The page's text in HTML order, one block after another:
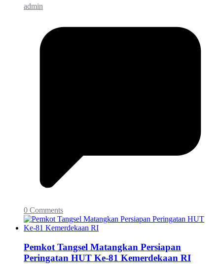
admin
0 Comments
Pemkot Tangsel Matangkan Persiapan
Peringatan HUT Ke-81 Kemerdekaan RI